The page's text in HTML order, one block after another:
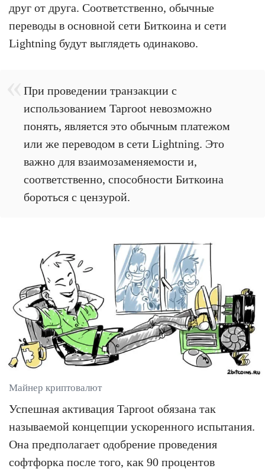
друг от друга. Соответственно, обычные
переводы в основной сети Биткоина и сети
Lightning будут выглядеть одинаково.
При проведении транзакции с
использованием Taproot невозможно
понять, является это обычным платежом
или же переводом в сети Lightning. Это
важно для взаимозаменяемости и,
соответственно, способности Биткоина
бороться с цензурой.
Майнер криптовалют
Успешная активация Taproot обязана так
называемой концепции ускоренного испытания.
Она предполагает одобрение проведения
софтфорка после того, как 90 процентов